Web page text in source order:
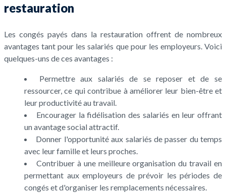
restauration
Les congés payés dans la restauration offrent de nombreux
avantages tant pour les salariés que pour les employeurs. Voici
quelques-uns de ces avantages :
Permettre aux salariés de se reposer et de se
ressourcer, ce qui contribue à améliorer leur bien-être et
leur productivité au travail.
Encourager la fidélisation des salariés en leur offrant
un avantage social attractif.
Donner l'opportunité aux salariés de passer du temps
avec leur famille et leurs proches.
Contribuer à une meilleure organisation du travail en
permettant aux employeurs de prévoir les périodes de
congés et d'organiser les remplacements nécessaires.